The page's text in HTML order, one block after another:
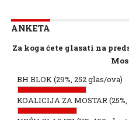
ANKETA
Za koga ćete glasati na
BH BLOK(29%, 252 glas/ova)
KOALICIJA ZA MOSTAR